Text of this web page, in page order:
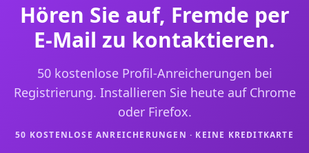
Hören Sie auf, Fremde per
E-Mail zu kontaktieren.
50 kostenlose Profil-Anreicherungen bei
Registrierung. Installieren Sie heute auf Chrome
oder Firefox.
50 KOSTENLOSE ANREICHERUNGEN · KEINE KREDITKARTE